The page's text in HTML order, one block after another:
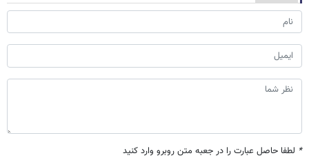
* لطفا حاصل عبارت را در جعبه متن روبرو وارد کنید